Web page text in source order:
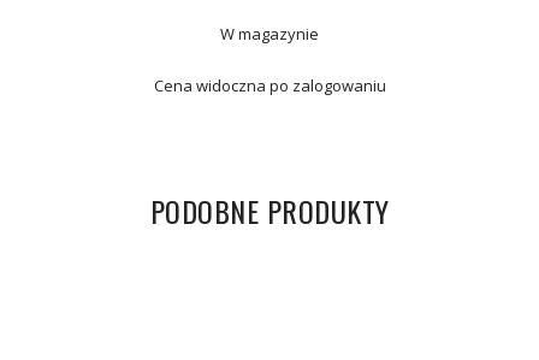
W magazynie
Cena widoczna po zalogowaniu
PODOBNE PRODUKTY